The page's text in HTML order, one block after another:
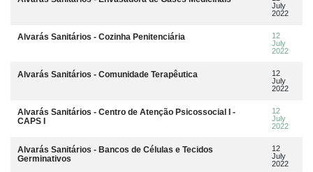
July
2022
Alvarás Sanitários - Cozinha Penitenciária
12
July
2022
Alvarás Sanitários - Comunidade Terapêutica
12
July
2022
Alvarás Sanitários - Centro de Atenção Psicossocial I -
CAPS I
12
July
2022
Alvarás Sanitários - Bancos de Células e Tecidos
Germinativos
12
July
2022